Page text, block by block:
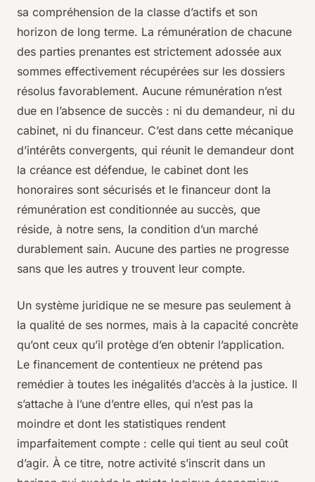
sa compréhension de la classe d’actifs et son
horizon de long terme. La rémunération de chacune
des parties prenantes est strictement adossée aux
sommes effectivement récupérées sur les dossiers
résolus favorablement. Aucune rémunération n’est
due en l’absence de succès : ni du demandeur, ni du
cabinet, ni du financeur. C’est dans cette mécanique
d’intérêts convergents, qui réunit le demandeur dont
la créance est défendue, le cabinet dont les
honoraires sont sécurisés et le financeur dont la
rémunération est conditionnée au succès, que
réside, à notre sens, la condition d’un marché
durablement sain. Aucune des parties ne progresse
sans que les autres y trouvent leur compte.
Un système juridique ne se mesure pas seulement à
la qualité de ses normes, mais à la capacité concrète
qu’ont ceux qu’il protège d’en obtenir l’application.
Le financement de contentieux ne prétend pas
remédier à toutes les inégalités d’accès à la justice. Il
s’attache à l’une d’entre elles, qui n’est pas la
moindre et dont les statistiques rendent
imparfaitement compte : celle qui tient au seul coût
d’agir. À ce titre, notre activité s’inscrit dans un